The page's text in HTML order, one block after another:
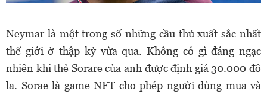
Neymar là một trong số những cầu thủ xuất sắc nhất
thế giới ở thập kỷ vừa qua. Không có gì đáng ngạc
nhiên khi thẻ Sorare của anh được định giá 30.000 đô
la. Sorae là game NFT cho phép người dùng mua và